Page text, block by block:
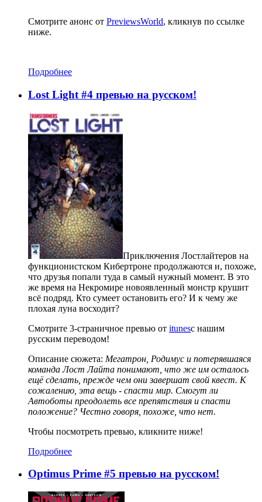
Смотрите анонс от PreviewsWorld, кликнув по ссылке
ниже.
Подробнее
Lost Light #4 превью на русском!
Приключения Лостлайтеров на
функционистском Кибертроне продолжаются и, похоже,
что друзья попали туда в самый нужный момент. В это
же время на Некромире новоявленный монстр крушит
всё подряд. Кто сумеет остановить его? И к чему же
плохая луна восходит?
Смотрите 3-страничное превью от itunesс нашим
русским переводом!
Описание сюжета: Мегатрон, Родимус и потерявшаяся
команда Лост Лайта понимают, что же им осталось
ещё сделать, прежде чем они завершат свой квест. К
сожалению, эта вещь - спасти мир. Смогут ли
Автоботы преодолеть все препятствия и спасти
положение? Честно говоря, похоже, что нет.
Чтобы посмотреть превью, кликните ниже!
Подробнее
Optimus Prime #5 превью на русском!